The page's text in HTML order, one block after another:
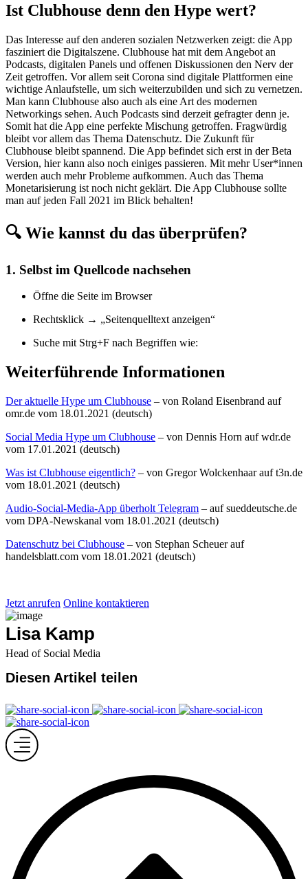
Ist Clubhouse denn den Hype wert?
Das Interesse auf den anderen sozialen Netzwerken zeigt: die App
fasziniert die Digitalszene. Clubhouse hat mit dem Angebot an
Podcasts, digitalen Panels und offenen Diskussionen den Nerv der
Zeit getroffen. Vor allem seit Corona sind digitale Plattformen eine
wichtige Anlaufstelle, um sich weiterzubilden und sich zu vernetzen.
Man kann Clubhouse also auch als eine Art des modernen
Networkings sehen. Auch Podcasts sind derzeit gefragter denn je.
Somit hat die App eine perfekte Mischung getroffen. Fragwürdig
bleibt vor allem das Thema Datenschutz. Die Zukunft für
Clubhouse bleibt spannend. Die App befindet sich erst in der Beta
Version, hier kann also noch einiges passieren. Mit mehr User*innen
werden auch mehr Probleme aufkommen. Auch das Thema
Monetarisierung ist noch nicht geklärt. Die App Clubhouse sollte
man auf jeden Fall 2021 im Blick behalten!
🔍 Wie kannst du das überprüfen?
1. Selbst im Quellcode nachsehen
Öffne die Seite im Browser
Rechtsklick → „Seitenquelltext anzeigen“
Suche mit Strg+F nach Begriffen wie:
Weiterführende Informationen
Der aktuelle Hype um Clubhouse – von Roland Eisenbrand auf
omr.de vom 18.01.2021 (deutsch)
Social Media Hype um Clubhouse – von Dennis Horn auf wdr.de
vom 17.01.2021 (deutsch)
Was ist Clubhouse eigentlich? – von Gregor Wolckenhaar auf t3n.de
vom 18.01.2021 (deutsch)
Audio-Social-Media-App überholt Telegram – auf sueddeutsche.de
vom DPA-Newskanal vom 18.01.2021 (deutsch)
Datenschutz bei Clubhouse – von Stephan Scheuer auf
handelsblatt.com vom 18.01.2021 (deutsch)
Jetzt anrufen Online kontaktieren
Lisa Kamp
Head of Social Media
Diesen Artikel teilen